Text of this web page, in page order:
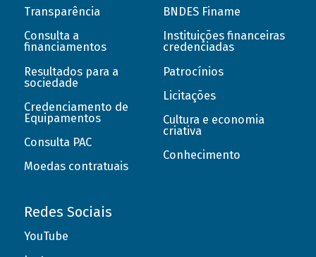
Transparência
Consulta a
financiamentos
Resultados para a
sociedade
Credenciamento de
Equipamentos
Consulta PAC
Moedas contratuais
BNDES Finame
Instituições financeiras
credenciadas
Patrocínios
Licitações
Cultura e economia
criativa
Conhecimento
Redes Sociais
YouTube